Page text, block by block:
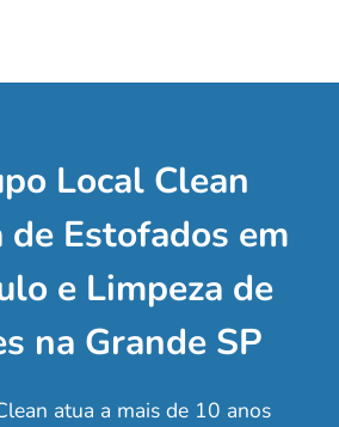
Local Clean
de Estofados em
e Limpeza de
na Grande SP
atua a mais de 10 anos